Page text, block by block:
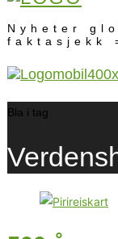
Nyheter
faktasjekk
Bla i tag